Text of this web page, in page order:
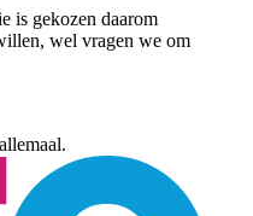
is gekozen daarom
wel vragen we om